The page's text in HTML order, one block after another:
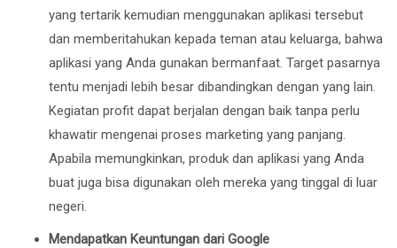
yang tertarik kemudian menggunakan aplikasi tersebut
dan memberitahukan kepada teman atau keluarga, bahwa
aplikasi yang Anda gunakan bermanfaat. Target pasarnya
tentu menjadi lebih besar dibandingkan dengan yang lain.
Kegiatan profit dapat berjalan dengan baik tanpa perlu
khawatir mengenai proses marketing yang panjang.
Apabila memungkinkan, produk dan aplikasi yang Anda
buat juga bisa digunakan oleh mereka yang tinggal di luar
negeri.
Mendapatkan Keuntungan dari Google